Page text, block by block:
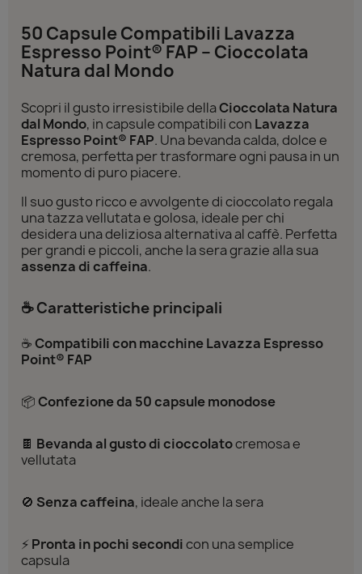
50 Capsule Compatibili Lavazza
Espresso Point® FAP – Cioccolata
Natura dal Mondo
Scopri il gusto irresistibile dellaCioccolata Natura
dal Mondo, in capsule compatibili con Lavazza
Espresso Point® FAP. Una bevanda calda, dolce e
cremosa, perfetta per trasformare ogni pausa in un
momento di puro piacere.
Il suo gusto ricco e avvolgente di cioccolato regala
una tazza vellutata e golosa, ideale per chi
desidera una deliziosa alternativa al caffè. Perfetta
per grandi e piccoli, anche la sera grazie alla sua
assenza di caffeina.
☕ Caratteristiche principali
☕Compatibili con macchine Lavazza Espresso
Point® FAP
📦Confezione da 50 capsule monodose
🍫 Bevanda al gusto di cioccolatocremosa e
vellutata
🚫 Senza caffeina, ideale anche la sera
⚡ Pronta in pochi secondicon una semplice
capsula